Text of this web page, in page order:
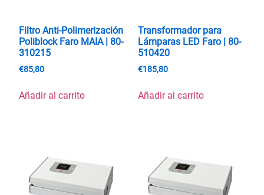
Filtro Anti-Polimerización
Poliblock Faro MAIA | 80-
310215
€85,80
Añadir al carrito
Transformador para
Lámparas LED Faro | 80-
510420
€185,80
Añadir al carrito